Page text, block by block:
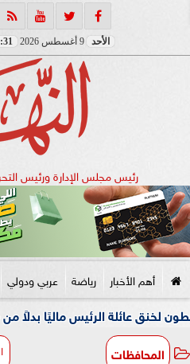
الأحد
رئيس مجلس الإدارة ورئيس
أهم الأخبار رياضة عربي ودولي
ماليًا بدلاً من «خيار العزل»
المحافظات